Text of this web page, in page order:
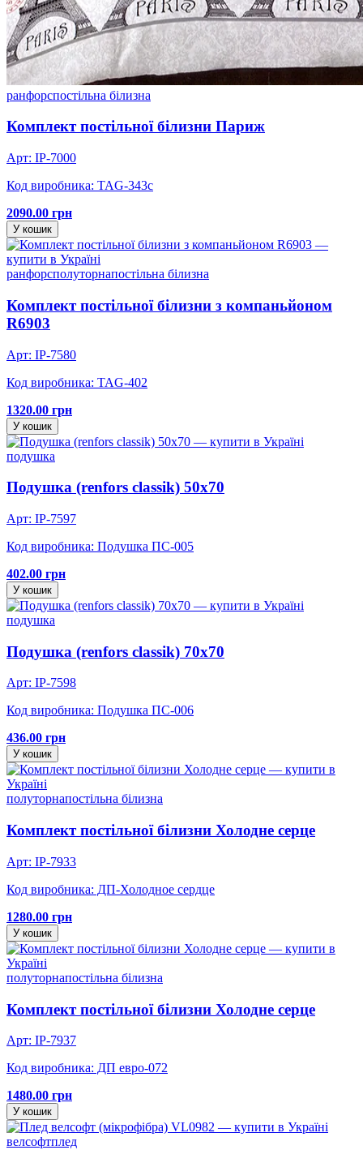
ранфорспостільна білизна
Комплект постільної білизни Париж
Арт: IP-7000
Код виробника: TAG-343c
2090.00 грн
У кошик
ранфорсполуторнапостільна білизна
Комплект постільної білизни з компаньйоном
R6903
Арт: IP-7580
Код виробника: TAG-402
1320.00 грн
У кошик
подушка
Подушка (renfors classik) 50х70
Арт: IP-7597
Код виробника: Подушка ПС-005
402.00 грн
У кошик
подушка
Подушка (renfors classik) 70х70
Арт: IP-7598
Код виробника: Подушка ПС-006
436.00 грн
У кошик
полуторнапостільна білизна
Комплект постільної білизни Холодне серце
Арт: IP-7933
Код виробника: ДП-Холодное сердце
1280.00 грн
У кошик
полуторнапостільна білизна
Комплект постільної білизни Холодне серце
Арт: IP-7937
Код виробника: ДП евро-072
1480.00 грн
У кошик
велсофтплед